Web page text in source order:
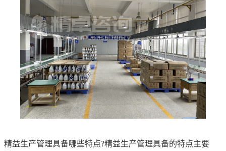
精益生产管理具备哪些特点?精益生产管理具备的特点主要